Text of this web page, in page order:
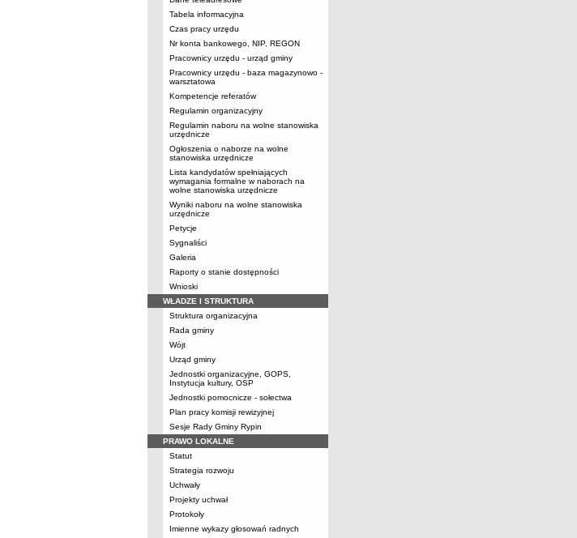
Tabela informacyjna
Czas pracy urzędu
Nr konta bankowego, NIP, REGON
Pracownicy urzędu - urząd gminy
Pracownicy urzędu - baza magazynowo -
warsztatowa
Kompetencje referatów
Regulamin organizacyjny
Regulamin naboru na wolne stanowiska
urzędnicze
Ogłoszenia o naborze na wolne
stanowiska urzędnicze
Lista kandydatów spełniających
wymagania formalne w naborach na
wolne stanowiska urzędnicze
Wyniki naboru na wolne stanowiska
urzędnicze
Petycje
Sygnaliści
Galeria
Raporty o stanie dostępności
Wnioski
WŁADZE I STRUKTURA
Struktura organizacyjna
Rada gminy
Wójt
Urząd gminy
Jednostki organizacyjne, GOPS,
Instytucja kultury, OSP
Jednostki pomocnicze - sołectwa
Plan pracy komisji rewizyjnej
Sesje Rady Gminy Rypin
PRAWO LOKALNE
Statut
Strategia rozwoju
Uchwały
Projekty uchwał
Protokoły
Imienne wykazy głosowań radnych